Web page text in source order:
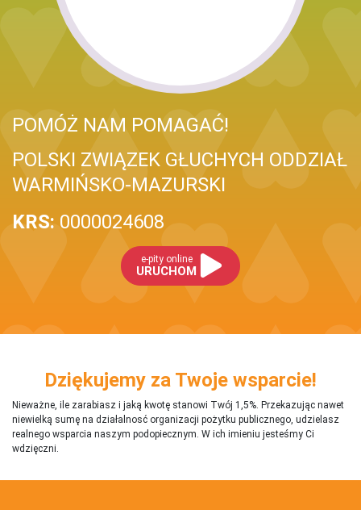
POMÓŻ NAM POMAGAĆ!
POLSKI ZWIĄZEK GŁUCHYCH ODDZIAŁ
WARMIŃSKO-MAZURSKI
KRS: 0000024608
e-pity online
URUCHOM
Dziękujemy za Twoje wsparcie!
Nieważne, ile zarabiasz i jaką kwotę stanowi Twój 1,5%. Przekazując nawet
niewielką sumę na działalnosć organizacji pożytku publicznego, udzielasz
realnego wsparcia naszym podopiecznym. W ich imieniu jesteśmy Ci
wdzięczni.